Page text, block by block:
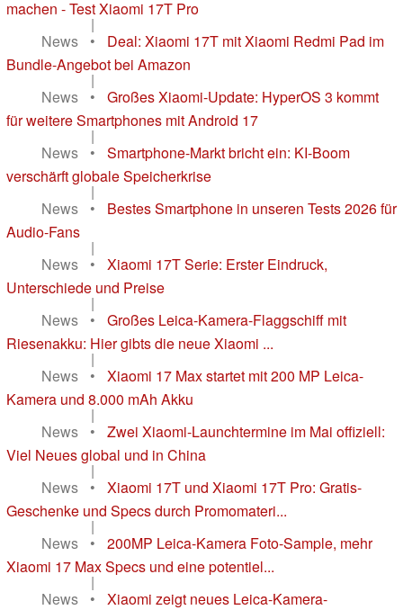
machen - Test Xiaomi 17T Pro
|
News
•
Deal: Xiaomi 17T mit Xiaomi Redmi Pad im
Bundle-Angebot bei Amazon
|
News
•
Großes Xiaomi-Update: HyperOS 3 kommt
für weitere Smartphones mit Android 17
|
News
•
Smartphone-Markt bricht ein: KI-Boom
verschärft globale Speicherkrise
|
News
•
Bestes Smartphone in unseren Tests 2026 für
Audio-Fans
|
News
•
Xiaomi 17T Serie: Erster Eindruck,
Unterschiede und Preise
|
News
•
Großes Leica-Kamera-Flaggschiff mit
Riesenakku: Hier gibts die neue Xiaomi ...
|
News
•
Xiaomi 17 Max startet mit 200 MP Leica-
Kamera und 8.000 mAh Akku
|
News
•
Zwei Xiaomi-Launchtermine im Mai offiziell:
Viel Neues global und in China
|
News
•
Xiaomi 17T und Xiaomi 17T Pro: Gratis-
Geschenke und Specs durch Promomateri...
|
News
•
200MP Leica-Kamera Foto-Sample, mehr
Xiaomi 17 Max Specs und eine potentiel...
|
News
•
Xiaomi zeigt neues Leica-Kamera-